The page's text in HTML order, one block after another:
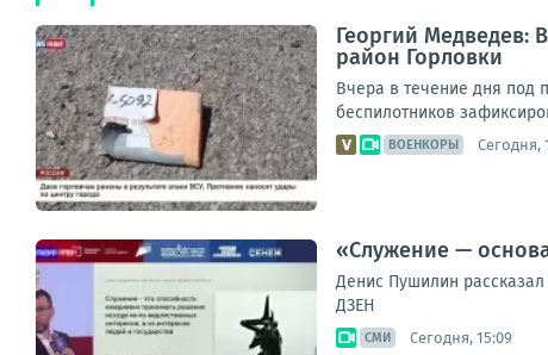
Георгий Медведев:
район Горловки
Вчера в течение дня под
беспилотников
ВОЕНКОРЫ Сегодня,
«Служение —
Денис Пушилин
ДЗЕН
СМИ Сегодня, 15:09